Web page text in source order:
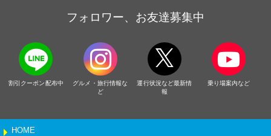
フォロワー、お友達募集中
割引クーポン配布中
グルメ・旅行情報な
ど
運行状況など最新情
報
乗り場案内など
HOME